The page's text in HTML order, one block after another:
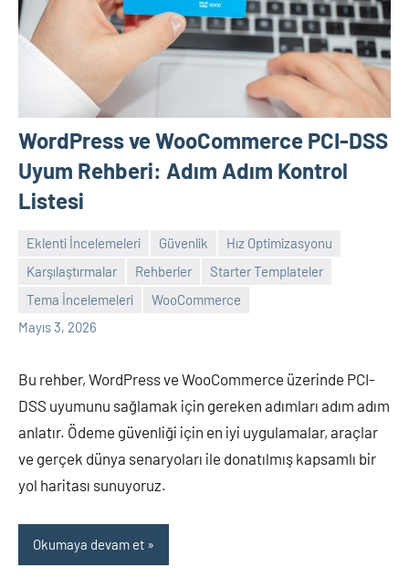
WordPress ve WooCommerce PCI-DSS
Uyum Rehberi: Adım Adım Kontrol
Listesi
Eklenti İncelemeleri Güvenlik
Hız Optimizasyonu
Karşılaştırmalar
Rehberler
Starter Templateler
Tema İncelemeleri
WooCommerce
Mayıs 3, 2026
admin
Yorum
yapılmamış
Bu rehber, WordPress ve WooCommerce üzerinde PCI-
DSS uyumunu sağlamak için gereken adımları adım adım
anlatır. Ödeme güvenliği için en iyi uygulamalar, araçlar
ve gerçek dünya senaryoları ile donatılmış kapsamlı bir
yol haritası sunuyoruz.
Okumaya devam et